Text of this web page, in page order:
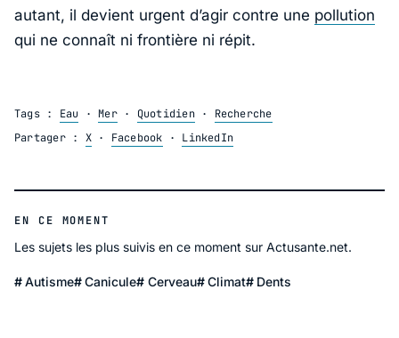
autant, il devient urgent d’agir contre une pollution
qui ne connaît ni frontière ni répit.
Tags : Eau ·Mer· Quotidien· Recherche
Partager : X· Facebook · LinkedIn
EN CE MOMENT
Les sujets les plus suivis en ce moment sur Actusante.net.
Autisme Canicule Cerveau Climat Dents